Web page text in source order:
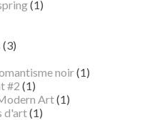
(1)
(3)
noir(1)
#2 (1)
Art(1)
d'art(1)